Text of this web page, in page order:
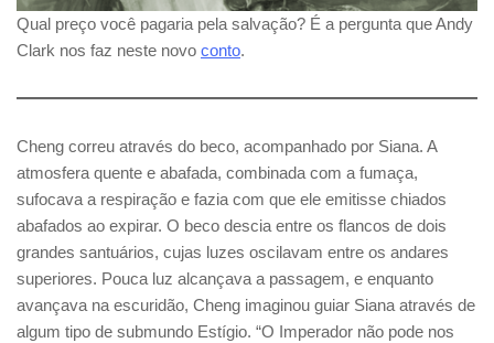
Qual preço você pagaria pela salvação? É a pergunta que Andy
Clark nos faz neste novo conto.
Cheng correu através do beco, acompanhado por Siana. A
atmosfera quente e abafada, combinada com a fumaça,
sufocava a respiração e fazia com que ele emitisse chiados
abafados ao expirar. O beco descia entre os flancos de dois
grandes santuários, cujas luzes oscilavam entre os andares
superiores. Pouca luz alcançava a passagem, e enquanto
avançava na escuridão, Cheng imaginou guiar Siana através de
algum tipo de submundo Estígio. “O Imperador não pode nos